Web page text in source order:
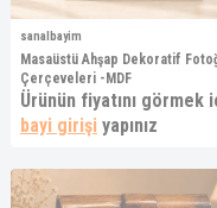
sanalbayim
Masaüstü Ahşap Dekoratif
Çerçeveleri -MDF
Ürünün fiyatını görmek
bayi girişi yapınız